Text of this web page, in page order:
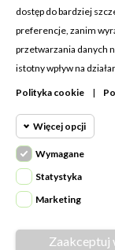
39-200
Dominik:
Klaudia: +48
MOJE KONTO
PRODUKTY
NASZA FIRMA
Napisz do nas
dostęp do bardziej
preferencje, zanim
przetwarzania danych
istotny wpływ na
Polityka cookie |
Więcej opcji
Wymagane
Cookie
Wymagane
Statystyka
Marketing
Zaakceptuj